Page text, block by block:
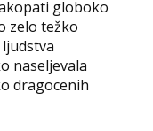
globoko
zelo težko
naseljevala
dragocenih